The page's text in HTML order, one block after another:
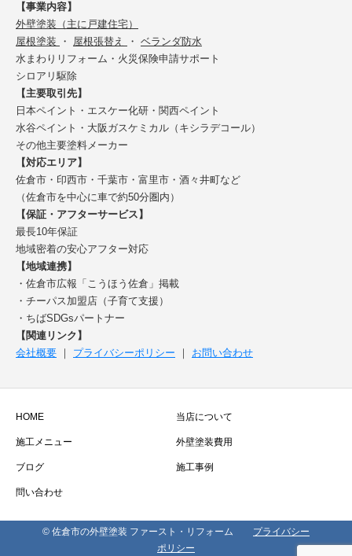
【事業内容】
外壁塗装（主に戸建住宅）
屋根塗装
・ 屋根張替え ・ ベランダ防水
水まわりリフォーム・火災保険申請サポート
シロアリ駆除
【主要取引先】
日本ペイント・エスケー化研・関西ペイント
水谷ペイント・大阪ガスケミカル（キシラデコール）
その他主要塗料メーカー
【対応エリア】
佐倉市・印西市・千葉市・富里市・酒々井町など
（佐倉市を中心に車で約50分圏内）
【保証・アフターサービス】
最長10年保証
地域密着の安心アフター対応
【地域連携】
・佐倉市広報「こうほう佐倉」掲載
・チーパス加盟店（子育て支援）
・ちばSDGsパートナー
【関連リンク】
会社概要 ｜ プライバシーポリシー ｜ お問い合わせ
HOME 当店について
施工メニュー 外壁塗装費用
ブログ 施工事例
問い合わせ
© 佐倉市の外壁塗装 ファースト・リフォーム
プライバシー
ポリシー